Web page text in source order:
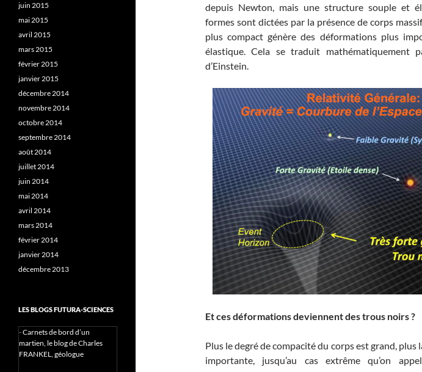
depuis Newton, mais une structure souple et
formes sont dictées par la présence de corps
plus compact génère des déformations plus
élastique. Cela se traduit mathématiquement
d’Einstein.
Et ces déformations deviennent des trous noirs ?
Plus le degré de compacité du corps est grand,
importante, jusqu’au cas extrême qu’on
juin 2015
mai 2015
avril 2015
mars 2015
février 2015
janvier 2015
décembre 2014
novembre 2014
octobre 2014
septembre 2014
août 2014
juillet 2014
juin 2014
mai 2014
avril 2014
mars 2014
février 2014
janvier 2014
décembre 2013
LES BLOGS FUTURA-SCIENCES
-Carnets de bord d’un
martien, le blog de Charles
FRANKEL, géologue